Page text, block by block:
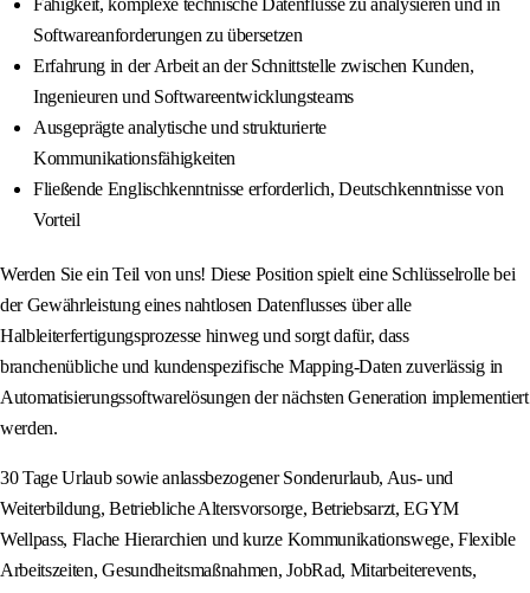
Fähigkeit, komplexe technische Datenflüsse zu analysieren und in
Softwareanforderungen zu übersetzen
Erfahrung in der Arbeit an der Schnittstelle zwischen Kunden,
Ingenieuren und Softwareentwicklungsteams
Ausgeprägte analytische und strukturierte
Kommunikationsfähigkeiten
Fließende Englischkenntnisse erforderlich, Deutschkenntnisse von
Vorteil
Werden Sie ein Teil von uns! Diese Position spielt eine Schlüsselrolle bei
der Gewährleistung eines nahtlosen Datenflusses über alle
Halbleiterfertigungsprozesse hinweg und sorgt dafür, dass
branchenübliche und kundenspezifische Mapping‑Daten zuverlässig in
Automatisierungssoftwarelösungen der nächsten Generation implementiert
werden.
30 Tage Urlaub sowie anlassbezogener Sonderurlaub, Aus- und
Weiterbildung, Betriebliche Altersvorsorge, Betriebsarzt, EGYM
Wellpass, Flache Hierarchien und kurze Kommunikationswege, Flexible
Arbeitszeiten, Gesundheitsmaßnahmen, JobRad, Mitarbeiterevents,